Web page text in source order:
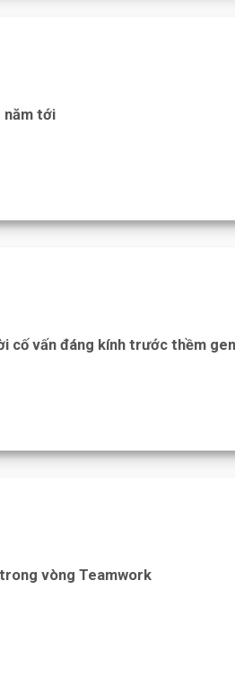
năm tới
cố vấn đáng kính trước thềm
vòng Teamwork